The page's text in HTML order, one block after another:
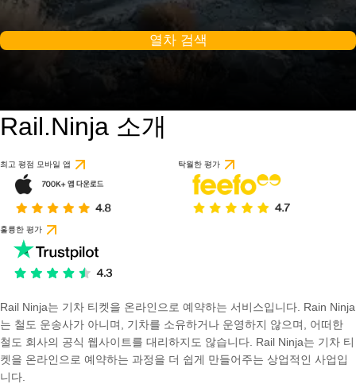
열차 검색
Rail.Ninja 소개
최고 평점 모바일 앱 탁월한 평가
훌륭한 평가
Rail Ninja는 기차 티켓을 온라인으로 예약하는 서비스입니다. Rain Ninja
는 철도 운송사가 아니며, 기차를 소유하거나 운영하지 않으며, 어떠한
철도 회사의 공식 웹사이트를 대리하지도 않습니다. Rail Ninja는 기차 티
켓을 온라인으로 예약하는 과정을 더 쉽게 만들어주는 상업적인 사업입
니다.